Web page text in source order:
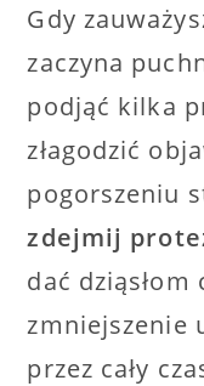
Gdy
zaczyna
podjąć kilka
złagodzić
pogorszeniu
zdejmij
dać dziąsłom
zmniejszenie
przez cały